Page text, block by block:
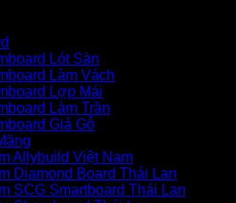
Lót Sàn
Làm Vách
Lợp Mái
Làm Trần
Giả Gỗ
Allybuild Việt Nam
Diamond Board Thái Lan
SCG Smartboard Thái Lan